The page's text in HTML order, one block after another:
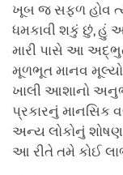
ખૂબ જ સફળ હોવ
ધમકાવી શકું છું, હું
મારી પાસે આ અદ્ભુત
મૂળભૂત માનવ
ખાલી આશાનો
પ્રકારનું માનસિક
અન્ય લોકોનું
આ રીતે તમે કોઈ